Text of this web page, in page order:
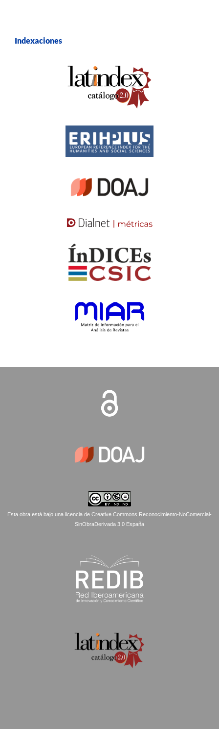
Indexaciones
Esta obra está bajo una licencia de Creative Commons Reconocimiento-NoComercial-
SinObraDerivada 3.0 España